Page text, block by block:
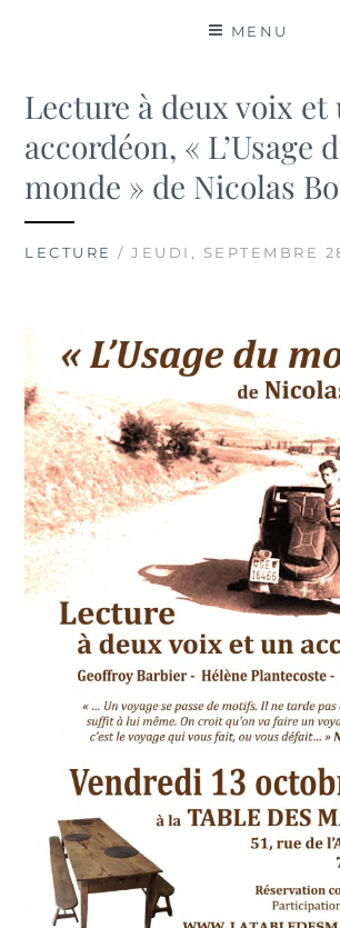
MENU
Lecture à deux voix et
accordéon, « L’Usage
monde » de Nicolas
LECTURE / JEUDI, SEPTEMBRE